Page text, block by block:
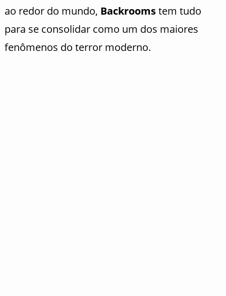
ao redor do mundo, Backroomstem tudo
para se consolidar como um dos maiores
fenômenos do terror moderno.